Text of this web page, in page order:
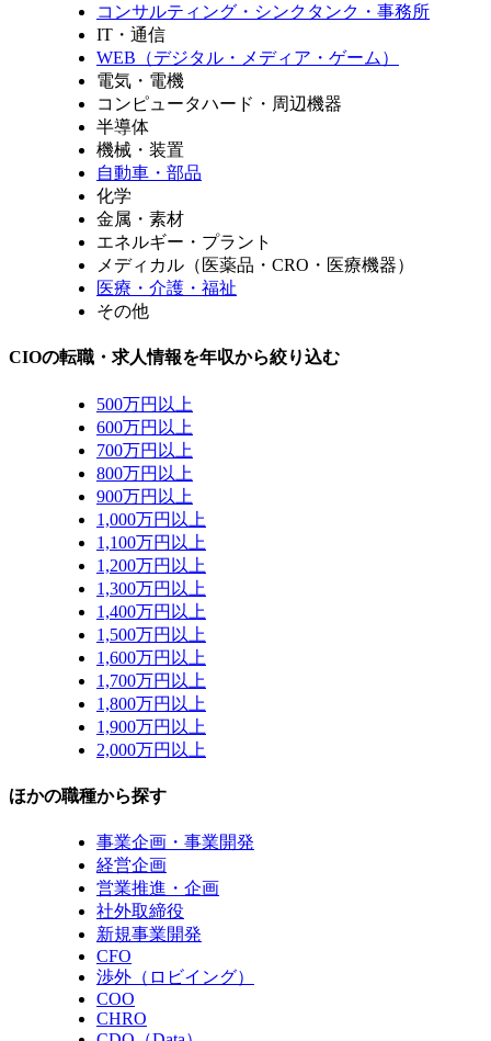
コンサルティング・シンクタンク・事務所
IT・通信
WEB（デジタル・メディア・ゲーム）
電気・電機
コンピュータハード・周辺機器
半導体
機械・装置
自動車・部品
化学
金属・素材
エネルギー・プラント
メディカル（医薬品・CRO・医療機器）
医療・介護・福祉
その他
CIOの転職・求人情報を年収から絞り込む
500万円以上
600万円以上
700万円以上
800万円以上
900万円以上
1,000万円以上
1,100万円以上
1,200万円以上
1,300万円以上
1,400万円以上
1,500万円以上
1,600万円以上
1,700万円以上
1,800万円以上
1,900万円以上
2,000万円以上
ほかの職種から探す
事業企画・事業開発
経営企画
営業推進・企画
社外取締役
新規事業開発
CFO
渉外（ロビイング）
COO
CHRO